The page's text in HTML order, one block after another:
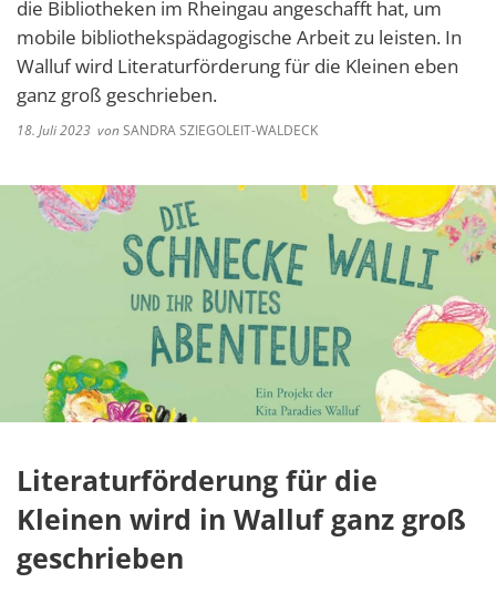
die Bibliotheken im Rheingau angeschafft hat, um
mobile bibliothekspädagogische Arbeit zu leisten. In
Walluf wird Literaturförderung für die Kleinen eben
ganz groß geschrieben.
18. Juli 2023 vonSANDRA SZIEGOLEIT-WALDECK
Literaturförderung für die
Kleinen wird in Walluf ganz groß
geschrieben